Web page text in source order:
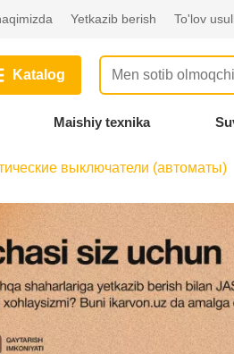
Yetkazib berish To'lov
Katalog
Maishiy texnika
выключатели (автоматы)